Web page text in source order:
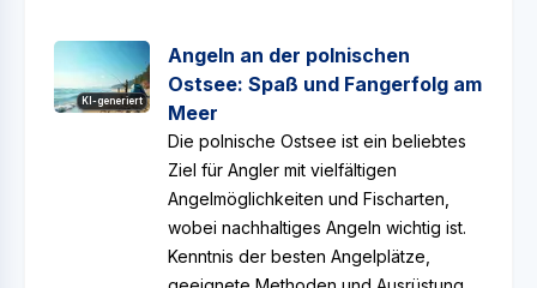
KI-generiert
Angeln an der polnischen
Ostsee: Spaß und Fangerfolg am
Meer
Die polnische Ostsee ist ein beliebtes
Ziel für Angler mit vielfältigen
Angelmöglichkeiten und Fischarten,
wobei nachhaltiges Angeln wichtig ist.
Kenntnis der besten Angelplätze,